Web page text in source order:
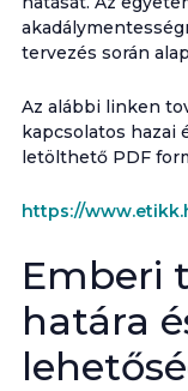
tervezés során
Az alábbi linken
kapcsolatos hazai
letölthető PDF
https://
Emberi
határa